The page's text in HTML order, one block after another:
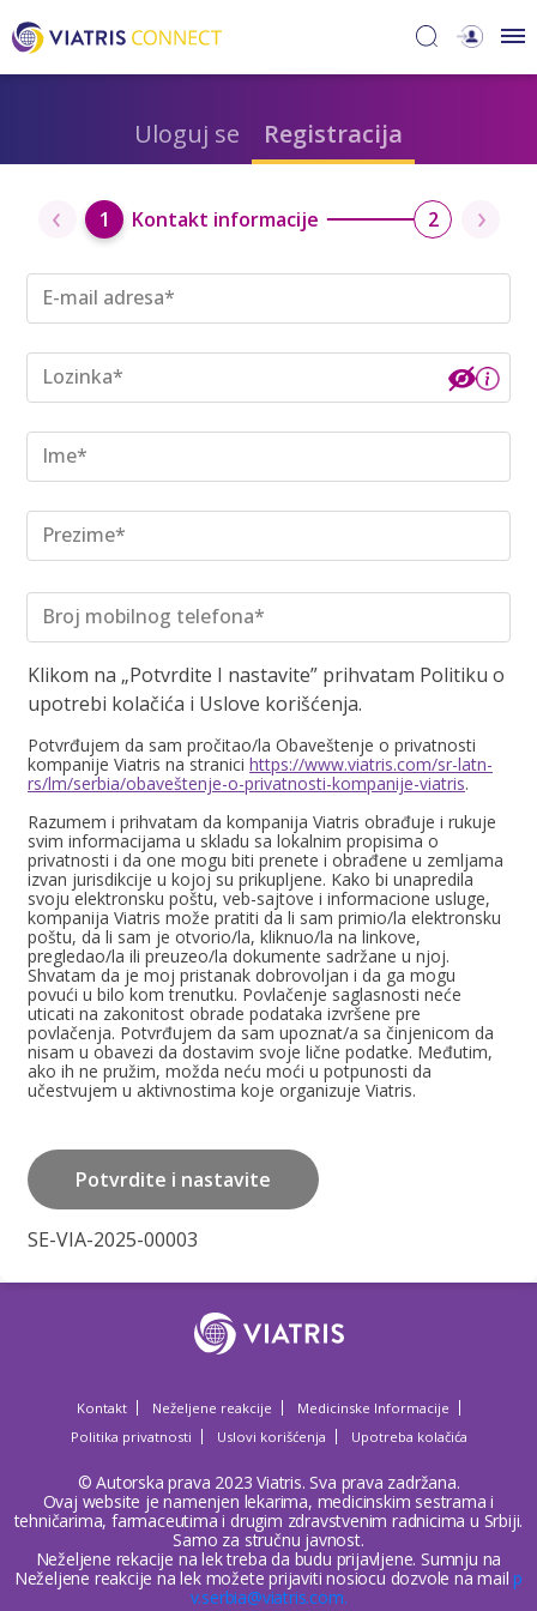
Uloguj se Registracija
‹ 1 Kontakt informacije 2 ›
E-mail adresa*
Lozinka*
Ime*
Prezime*
Broj mobilnog telefona*
Klikom na „Potvrdite I nastavite” prihvatam Politiku o
upotrebi kolačića i Uslove korišćenja.
Potvrđujem da sam pročitao/la Obaveštenje o privatnosti
kompanije Viatris na stranici https://www.viatris.com/sr-latn-
rs/lm/serbia/obaveštenje-o-privatnosti-kompanije-viatris.
Razumem i prihvatam da kompanija Viatris obrađuje i rukuje
svim informacijama u skladu sa lokalnim propisima o
privatnosti i da one mogu biti prenete i obrađene u zemljama
izvan jurisdikcije u kojoj su prikupljene. Kako bi unapredila
svoju elektronsku poštu, veb-sajtove i informacione usluge,
kompanija Viatris može pratiti da li sam primio/la elektronsku
poštu, da li sam je otvorio/la, kliknuo/la na linkove,
pregledao/la ili preuzeo/la dokumente sadržane u njoj.
Shvatam da je moj pristanak dobrovoljan i da ga mogu
povući u bilo kom trenutku. Povlačenje saglasnosti neće
uticati na zakonitost obrade podataka izvršene pre
povlačenja. Potvrđujem da sam upoznat/a sa činjenicom da
nisam u obavezi da dostavim svoje lične podatke. Međutim,
ako ih ne pružim, možda neću moći u potpunosti da
učestvujem u aktivnostima koje organizuje Viatris.
Potvrdite i nastavite
SE-VIA-2025-00003
Kontakt Neželjene reakcije
Medicinske Informacije
Politika privatnosti
Uslovi korišćenja Upotreba kolačića
© Autorska prava 2023 Viatris. Sva prava zadržana.
Ovaj website je namenjen lekarima, medicinskim sestrama i
tehničarima, farmaceutima i drugim zdravstvenim radnicima u Srbiji.
Samo za stručnu javnost.
Neželjene rekacije na lek treba da budu prijavljene. Sumnju na
Neželjene reakcije na lek možete prijaviti nosiocu dozvole na mail p
v.serbia@viatris.com.